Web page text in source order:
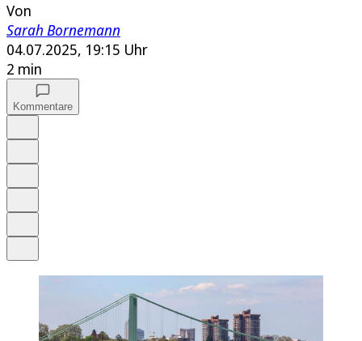
Von
Sarah Bornemann
04.07.2025, 19:15 Uhr
2 min
Kommentare